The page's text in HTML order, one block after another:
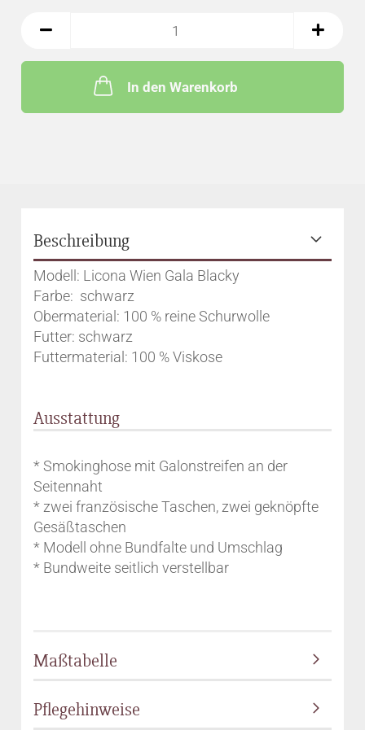
In den Warenkorb
Beschreibung
Modell: Licona Wien Gala Blacky
Farbe: schwarz
Obermaterial: 100 % reine Schurwolle
Futter: schwarz
Futtermaterial: 100 % Viskose
Ausstattung
* Smokinghose mit Galonstreifen an der
Seitennaht
* zwei französische Taschen, zwei geknöpfte
Gesäßtaschen
* Modell ohne Bundfalte und Umschlag
* Bundweite seitlich verstellbar
Maßtabelle
Pflegehinweise